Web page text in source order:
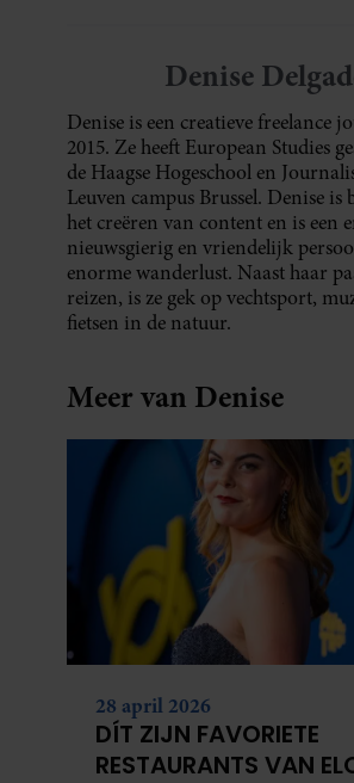
Denise
Denise is een creatieve freelance
2015. Ze heeft European Studies
de Haagse Hogeschool en
Leuven campus Brussel. Denise is
het creëren van content en is een
nieuwsgierig en vriendelijk
enorme wanderlust. Naast haar
reizen, is ze gek op vechtsport,
fietsen in de natuur.
Meer van Denise
28 april 2026
DÍT ZIJN FAVORIETE
RESTAURANTS VAN